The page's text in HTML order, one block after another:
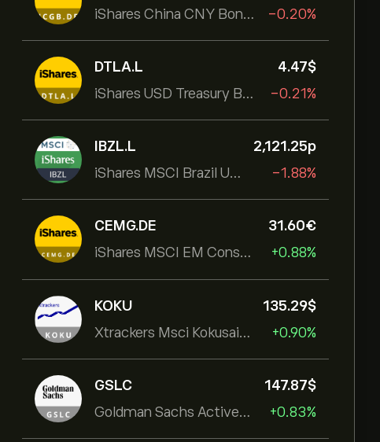
iShares China CNY Bond UCITS ETF
-0.20%
DTLA.L
iShares USD Treasury Bond 20+yr UCITS ETF
4.47‎$‎
-0.21%
IBZL.L
iShares MSCI Brazil UCITS ETF (Dist)
2,121.25‎p‎
-1.88%
CEMG.DE
iShares MSCI EM Consumer Growth UCITS ETF
31.60‎€‎
+0.88%
KOKU
Xtrackers Msci Kokusai Eqty
135.29‎$‎
+0.90%
GSLC
Goldman Sachs ActiveBeta U.S. Large Cap Equity ETF
147.87‎$‎
+0.83%